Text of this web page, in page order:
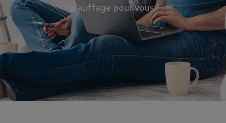
chauffage pour vous !